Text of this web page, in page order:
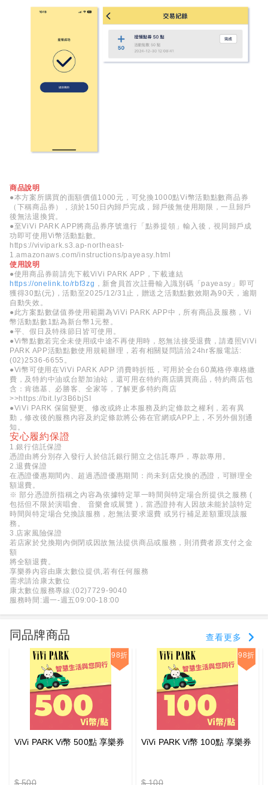
商品說明
●本方案所購買的面額價值1000元，可兌換1000點Vi幣活動點數商品券
（下稱商品券），須於150日內歸戶完成，歸戶後無使用期限，一旦歸戶
後無法退換貨。
●至ViVi PARK APP將商品券序號進行「點券提領」輸入後，視同歸戶成
功即可使用Vi幣活動點數。
https://vivipark.s3.ap-northeast-
1.amazonaws.com/instructions/payeasy.html
使用說明
●使用商品券前請先下載ViVi PARK APP，下載連結
https://onelink.to/rbf3zg ，新會員首次註冊輸入識別碼「payeasy」即可
獲得30點(元)，活動至2025/12/31止，贈送之活動點數效期為90天，逾期
自動失效。
●此方案點數儲值券使用範圍為ViVi PARK APP中，所有商品及服務，Vi
幣活動點數1點為新台幣1元整。
●平、假日及特殊節日皆可使用。
●Vi幣點數若完全未使用或中途不再使用時，怒無法接受退費，請遵照ViVi
PARK APP活動點數使用規範辦理，若有相關疑問請洽24hr客服電話:
(02)2536-6655。
●Vi幣可使用在ViVi PARK APP 消費時折抵，可用於全台60萬格停車格繳
費，及特約中油或台塑加油站，還可用在特約商店購買商品，特約商店包
含：肯德基、必勝客、全家等，了解更多特約商店
>>https://bit.ly/3B6bjSI
●ViVi PARK 保留變更、修改或終止本服務及約定條款之權利，若有異
動，修改後的服務內容及約定條款將公佈在官網或APP上，不另外個別通
知。
安心履約保證
1.銀行信託保證
憑證由將分別存入發行人於信託銀行開立之信託專戶，專款專用。
2.退費保證
在憑證優惠期間內、超過憑證優惠期間：尚未到店兌換的憑證，可辦理全
額退費。
※ 部分憑證所指稱之內容為依據特定單一時間與特定場合所提供之服務 (
包括但不限於演唱會、 音樂會或展覽 )，當憑證持有人因故未能於該特定
時間與特定場合兌換該服務，恕無法要求退費 或另行補足差額重現該服
務。
3.店家風險保證
若店家於兌換期內倒閉或因故無法提供商品或服務，則消費者原支付之金
額
將全額退費。
享樂券內容由康太數位提供,若有任何服務
需求請洽康太數位
康太數位服務專線:(02)7729-9040
服務時間:週一-週五09:00-18:00
同品牌商品 查看更多
98折
ViVi PARK Vi幣 500點 享樂券
$ 500
98折
ViVi PARK Vi幣 100點 享樂券
$ 100